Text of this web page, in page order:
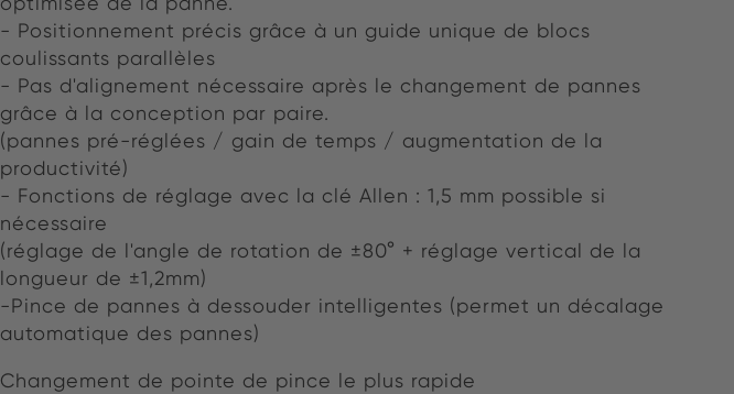
- Positionnement précis grâce à un guide unique de blocs
coulissants parallèles
- Pas d'alignement nécessaire après le changement de pannes
grâce à la conception par paire.
(pannes pré-réglées / gain de temps / augmentation de la
productivité)
- Fonctions de réglage avec la clé Allen : 1,5 mm possible si
nécessaire
(réglage de l'angle de rotation de ±80° + réglage vertical de la
longueur de ±1,2mm)
-Pince de pannes à dessouder intelligentes (permet un décalage
automatique des pannes)
Changement de pointe de pince le plus rapide